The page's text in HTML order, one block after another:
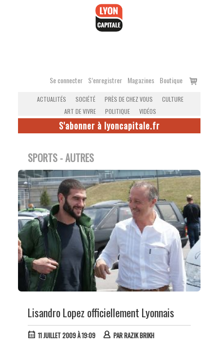
Se connecter S’enregistrer Magazines Boutique
Voir
ACTUALITÉS SOCIÉTÉ PRÈS DE CHEZ VOUS
CULTURE
ART DE VIVRE
POLITIQUE VIDÉOS
S'abonner à lyoncapitale.fr
SPORTS - AUTRES
Lisandro Lopez officiellement Lyonnais
11 JUILLET 2009 À 19:09 PARRAZIK BRIKH